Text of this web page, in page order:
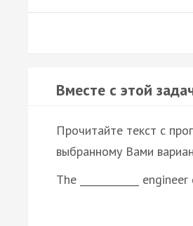
Вместе с этой
Прочитайте текст с
выбранному Вами
The ____________